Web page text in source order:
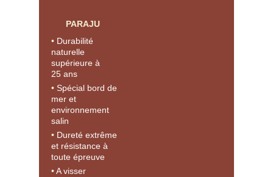
PARAJU
Durabilité
naturelle
supérieure à
25 ans
Spécial bord de
mer et
environnement
salin
Dureté extrême
et résistance à
toute épreuve
A visser